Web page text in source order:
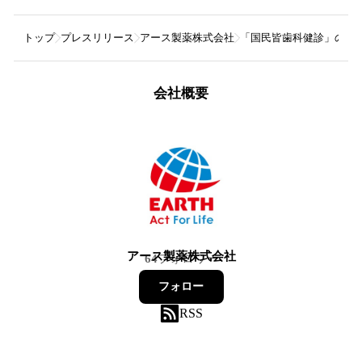
トップ プレスリリース アース製薬株式会社 「国民皆歯科健診」の
会社概要
アース製薬株式会社
64フォロワー
フォロー
RSS